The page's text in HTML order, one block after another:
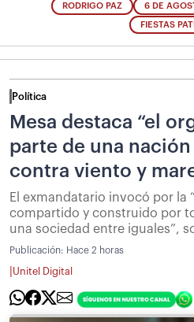
RODRIGO PAZ 6 DE
FIESTAS
Política
Mesa destaca “el
parte de una
contra viento y
El exmandatario invocó por la
compartido y construido por
una sociedad entre iguales”,
Publicación: Hace 2 horas
Unitel Digital